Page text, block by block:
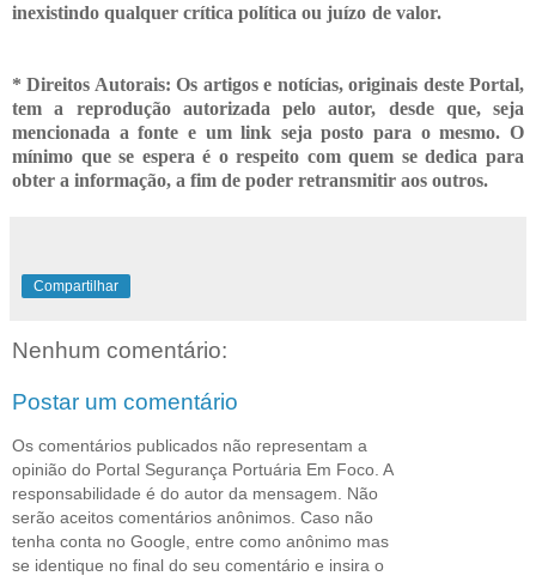
inexistindo qualquer críticapolítica ou juízo de valor.
* Direitos Autorais: Os artigos e notícias, originais deste Portal,
tem a reprodução autorizada pelo autor, desde que, seja
mencionada a fonte e um link seja posto para o mesmo. O
mínimo que se espera é o respeito com quem se dedica para
obter a informação, a fim de poder retransmitir aos outros.
Compartilhar
Nenhum comentário:
Postar um comentário
Os comentários publicados não representam a
opinião do Portal Segurança Portuária Em Foco. A
responsabilidade é do autor da mensagem. Não
serão aceitos comentários anônimos. Caso não
tenha conta no Google, entre como anônimo mas
se identique no final do seu comentário e insira o